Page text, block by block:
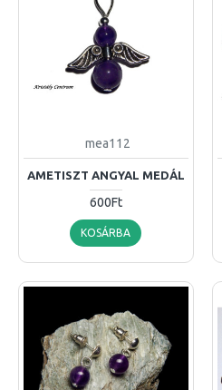
mea112
AMETISZT ANGYAL MEDÁL
600Ft
KOSÁRBA